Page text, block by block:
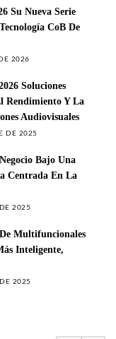
Su Nueva Serie
CoB De
2026
Soluciones
Rendimiento Y La
Audiovisuales
DE 2025
Bajo Una
Centrada En La
2025
Multifuncionales
Inteligente,
2025